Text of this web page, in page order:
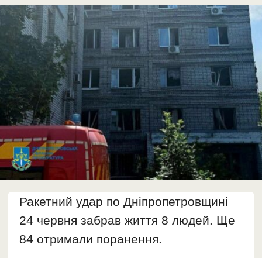
Ракетний удар по Дніпропетровщині
24 червня забрав життя 8 людей. Ще
84 отримали поранення.